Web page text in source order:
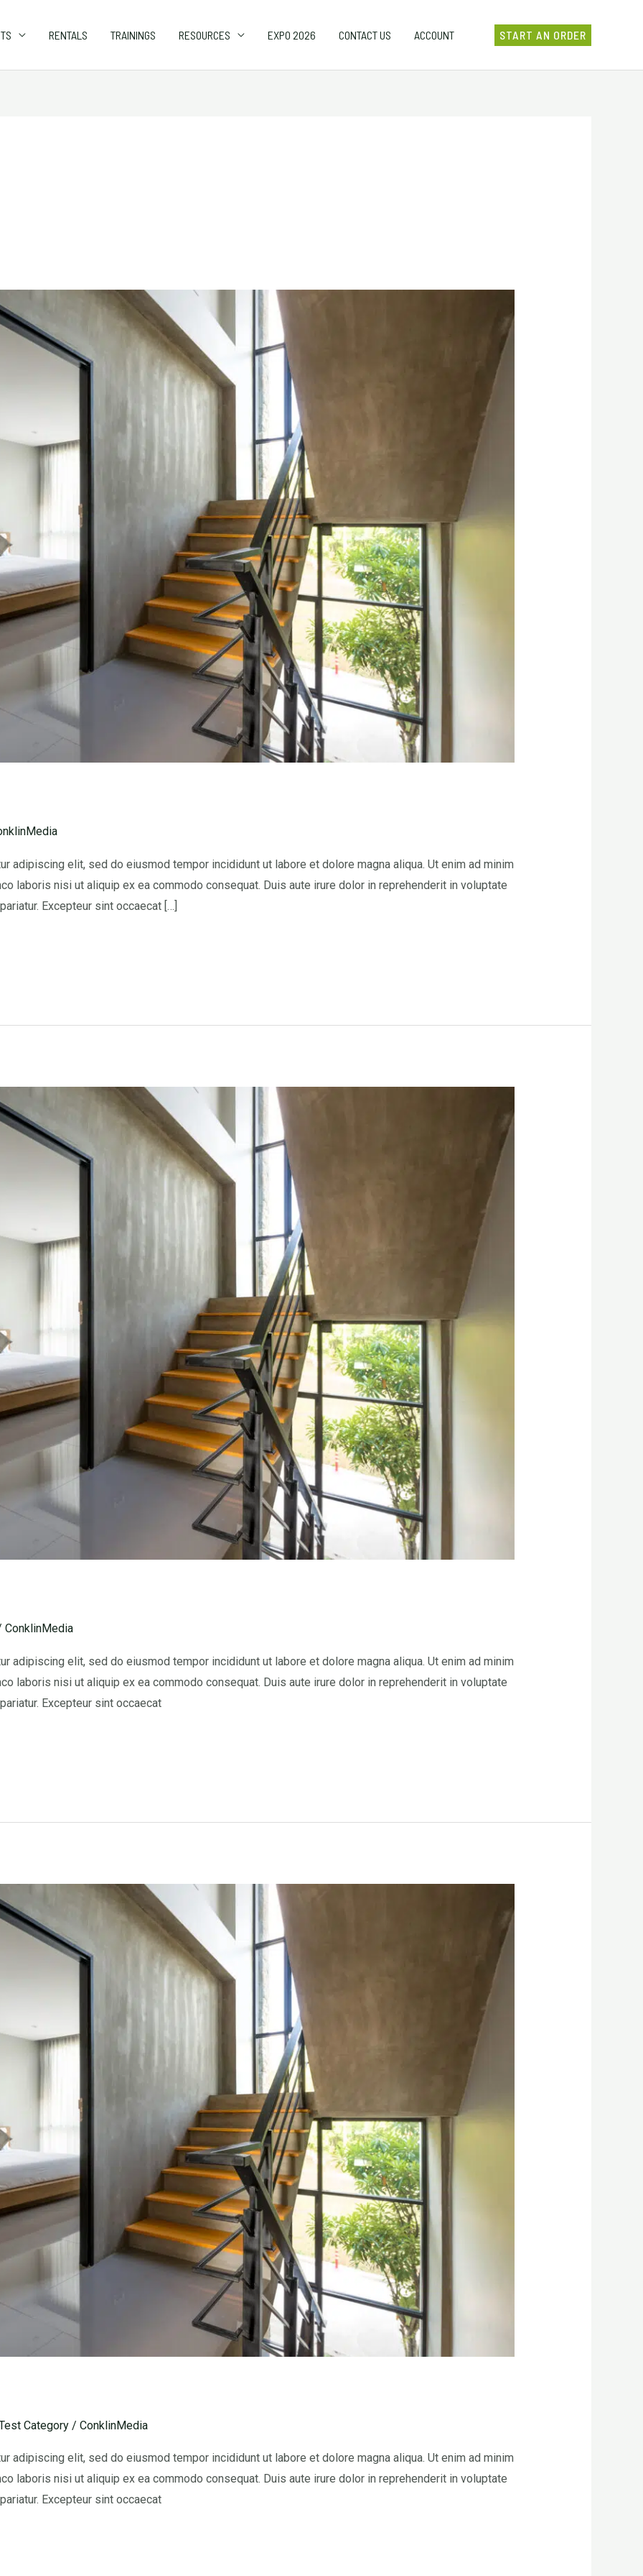
RENTALS TRAININGS RESOURCES EXPO 2026 CONTACT US ACCOUNT START AN ORDER
adipiscing elit, sed do eiusmod tempor incididunt ut labore et dolore magna aliqua. Ut enim ad minim
laboris nisi ut aliquip ex ea commodo consequat. Duis aute irure dolor in reprehenderit in voluptate
Excepteur sint occaecat […]
ConklinMedia
adipiscing elit, sed do eiusmod tempor incididunt ut labore et dolore magna aliqua. Ut enim ad minim
laboris nisi ut aliquip ex ea commodo consequat. Duis aute irure dolor in reprehenderit in voluptate
Excepteur sint occaecat
Category/ ConklinMedia
adipiscing elit, sed do eiusmod tempor incididunt ut labore et dolore magna aliqua. Ut enim ad minim
laboris nisi ut aliquip ex ea commodo consequat. Duis aute irure dolor in reprehenderit in voluptate
Excepteur sint occaecat